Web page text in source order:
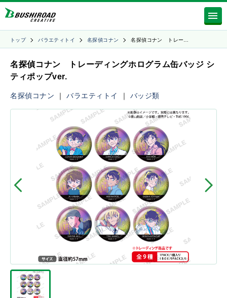
トップ バラエティトイ 名探偵コナン 名探偵コナン トレー…
名探偵コナン トレーディングホログラム缶バッジ シ
ティポップver.
名探偵コナン ｜バラエティトイ ｜ バッジ類